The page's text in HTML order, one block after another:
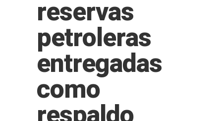
reservas
petroleras
entregadas
como